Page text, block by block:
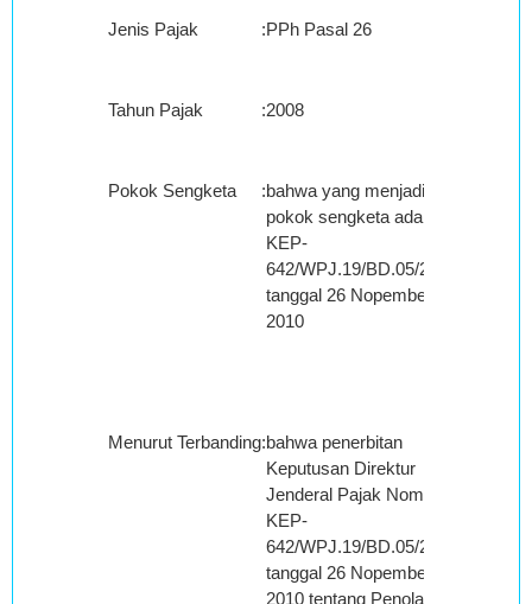
Jenis Pajak :PPh Pasal 26
Tahun Pajak :2008
Pokok Sengketa :bahwa yang menjadi
pokok sengketa adalah
KEP-
642/WPJ.19/BD.05/2010
tanggal 26 Nopember
2010
Menurut Terbanding:bahwa penerbitan
Keputusan Direktur
Jenderal Pajak Nomor:
KEP-
642/WPJ.19/BD.05/2010
tanggal 26 Nopember
2010 tentang Penolakan